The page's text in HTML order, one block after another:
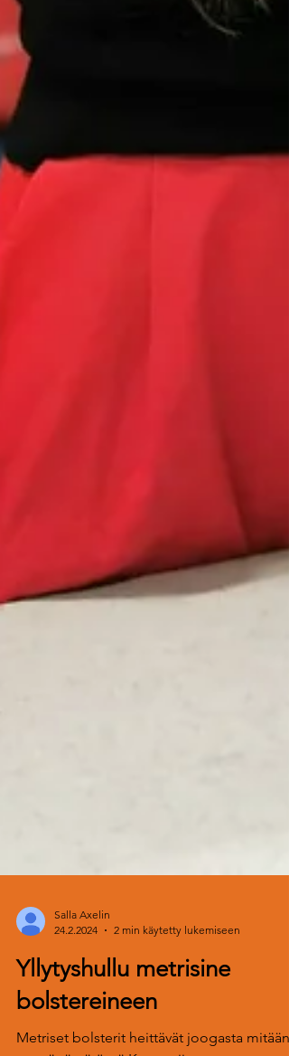
Salla Axelin
24.2.2024
2 min käytetty lukemiseen
Yllytyshullu metrisine
bolstereineen